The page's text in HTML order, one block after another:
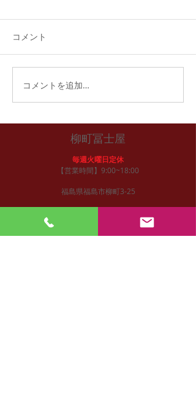
おかげさまで、今年の福おせ
ちご予約分は完売いたしまし
た。 ご予約いただいたお客様
には、31日午後より引き渡
し、配達となります。
コメント
コメントを追加…
柳町冨士屋
毎週火曜日定休
【営業時間】9:00~18:00
福島県福島市柳町3-25